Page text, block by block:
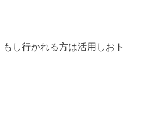
し行かれる方は活用しおト